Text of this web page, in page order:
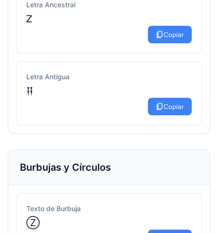
Letra Ancestral
Ꮓ
content_copyCopiar
Letra Antigua
𒍝
content_copyCopiar
Burbujas y Círculos
Texto de Burbuja
Ⓩ